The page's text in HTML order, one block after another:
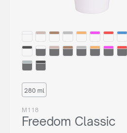
280 ml
M118
Freedom Classic